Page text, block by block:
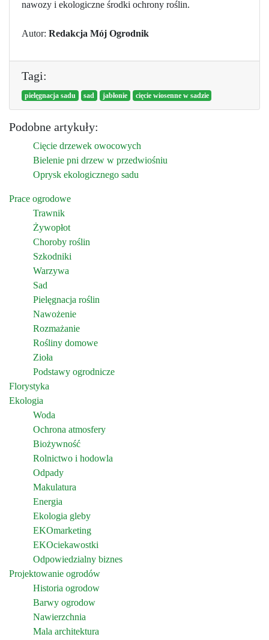
nawozy i ekologiczne środki ochrony roślin.
Autor: Redakcja Mój Ogrodnik
Tagi:
pielęgnacja sadu sad jabłonie cięcie wiosenne w sadzie
Podobne artykuły:
Cięcie drzewek owocowych
Bielenie pni drzew w przedwiośniu
Oprysk ekologicznego sadu
Prace ogrodowe
Trawnik
Żywopłot
Choroby roślin
Szkodniki
Warzywa
Sad
Pielęgnacja roślin
Nawożenie
Rozmażanie
Rośliny domowe
Zioła
Podstawy ogrodnicze
Florystyka
Ekologia
Woda
Ochrona atmosfery
Biożywność
Rolnictwo i hodowla
Odpady
Makulatura
Energia
Ekologia gleby
EKOmarketing
EKOciekawostki
Odpowiedzialny biznes
Projektowanie ogrodów
Historia ogrodow
Barwy ogrodow
Nawierzchnia
Mala architektura